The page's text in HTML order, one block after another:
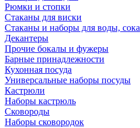
Рюмки и стопки
Стаканы для виски
Стаканы и наборы для воды, сока
Декантеры
Прочие бокалы и фужеры
Барные принадлежности
Кухонная посуда
Универсальные наборы посуды
Кастрюли
Наборы кастрюль
Сковороды
Наборы сковородок